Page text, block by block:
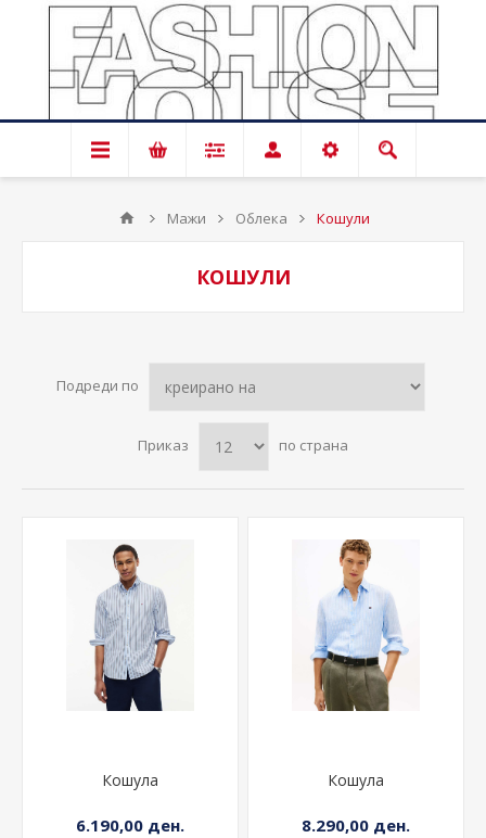
Мажи Облека Кошули
КОШУЛИ
Подреди по
Приказ по страна
Кошула
6.190,00 ден.
Кошула
8.290,00 ден.